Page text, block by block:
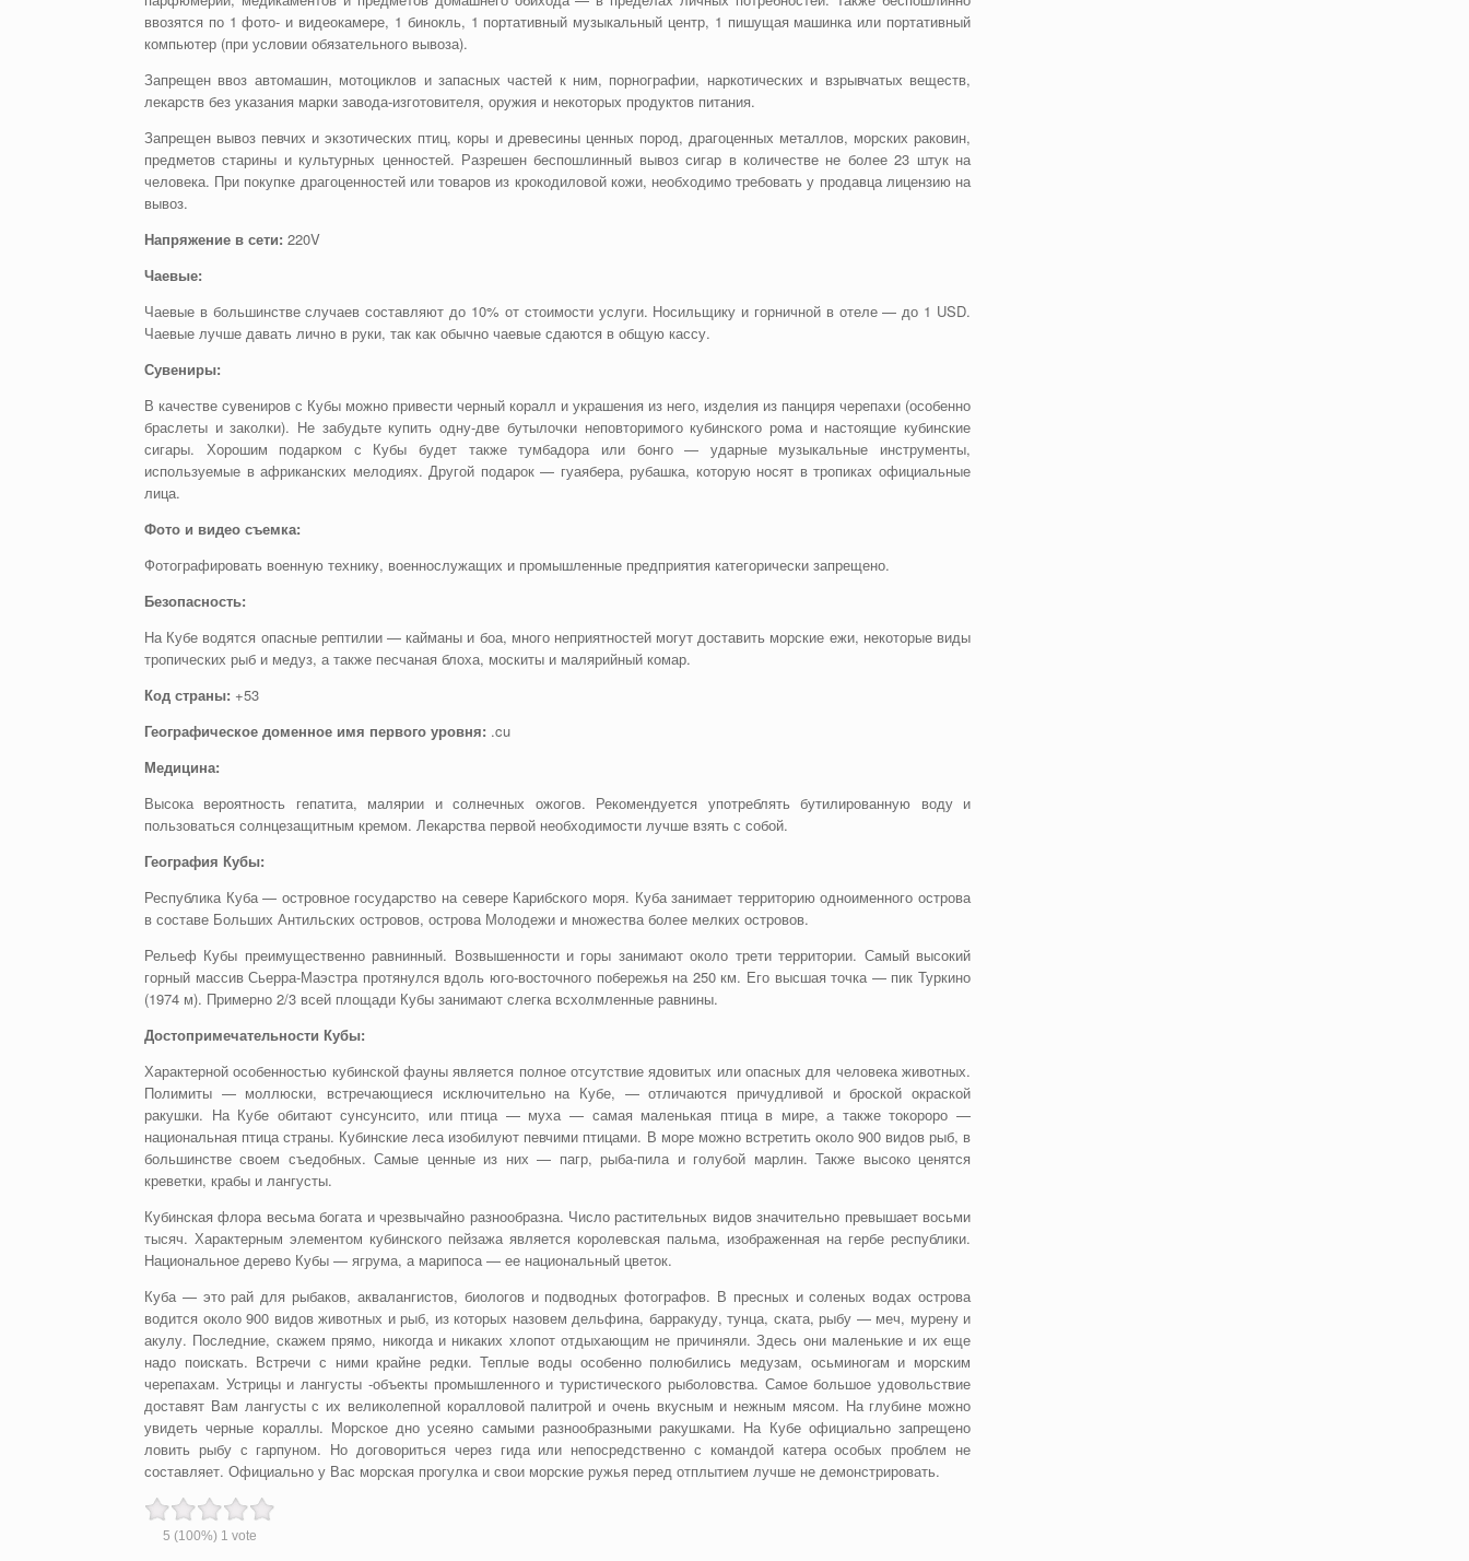
ввозятся по 1 фото- и видеокамере, 1 бинокль, 1 портативный музыкальный центр, 1 пишущая машинка или портативный
компьютер (при условии обязательного вывоза).
Запрещен ввоз автомашин, мотоциклов и запасных частей к ним, порнографии, наркотических и взрывчатых веществ,
лекарств без указания марки завода-изготовителя, оружия и некоторых продуктов питания.
Запрещен вывоз певчих и экзотических птиц, коры и древесины ценных пород, драгоценных металлов, морских раковин,
предметов старины и культурных ценностей. Разрешен беспошлинный вывоз сигар в количестве не более 23 штук на
человека. При покупке драгоценностей или товаров из крокодиловой кожи, необходимо требовать у продавца лицензию на
вывоз.
Напряжение в сети: 220V
Чаевые:
Чаевые в большинстве случаев составляют до 10% от стоимости услуги. Носильщику и горничной в отеле — до 1 USD.
Чаевые лучше давать лично в руки, так как обычно чаевые сдаются в общую кассу.
Сувениры:
В качестве сувениров с Кубы можно привести черный коралл и украшения из него, изделия из панциря черепахи (особенно
браслеты и заколки). Не забудьте купить одну-две бутылочки неповторимого кубинского рома и настоящие кубинские
сигары. Хорошим подарком с Кубы будет также тумбадора или бонго — ударные музыкальные инструменты,
используемые в африканских мелодиях. Другой подарок — гуаябера, рубашка, которую носят в тропиках официальные
лица.
Фото и видео съемка:
Фотографировать военную технику, военнослужащих и промышленные предприятия категорически запрещено.
Безопасность:
На Кубе водятся опасные рептилии — кайманы и боа, много неприятностей могут доставить морские ежи, некоторые виды
тропических рыб и медуз, а также песчаная блоха, москиты и малярийный комар.
Код страны: +53
Географическое доменное имя первого уровня: .cu
Медицина:
Высока вероятность гепатита, малярии и солнечных ожогов. Рекомендуется употреблять бутилированную воду и
пользоваться солнцезащитным кремом. Лекарства первой необходимости лучше взять с собой.
География Кубы:
Республика Куба — островное государство на севере Карибского моря. Куба занимает территорию одноименного острова
в составе Больших Антильских островов, острова Молодежи и множества более мелких островов.
Рельеф Кубы преимущественно равнинный. Возвышенности и горы занимают около трети территории. Самый высокий
горный массив Сьерра-Маэстра протянулся вдоль юго-восточного побережья на 250 км. Его высшая точка — пик Туркино
(1974 м). Примерно 2/3 всей площади Кубы занимают слегка всхолмленные равнины.
Достопримечательности Кубы:
Характерной особенностью кубинской фауны является полное отсутствие ядовитых или опасных для человека животных.
Полимиты — моллюски, встречающиеся исключительно на Кубе, — отличаются причудливой и броской окраской
ракушки. На Кубе обитают сунсунсито, или птица — муха — самая маленькая птица в мире, а также токороро —
национальная птица страны. Кубинские леса изобилуют певчими птицами. В море можно встретить около 900 видов рыб, в
большинстве своем съедобных. Самые ценные из них — пагр, рыба-пила и голубой марлин. Также высоко ценятся
креветки, крабы и лангусты.
Кубинская флора весьма богата и чрезвычайно разнообразна. Число растительных видов значительно превышает восьми
тысяч. Характерным элементом кубинского пейзажа является королевская пальма, изображенная на гербе республики.
Национальное дерево Кубы — ягрума, а марипоса — ее национальный цветок.
Куба — это рай для рыбаков, аквалангистов, биологов и подводных фотографов. В пресных и соленых водах острова
водится около 900 видов животных и рыб, из которых назовем дельфина, барракуду, тунца, ската, рыбу — меч, мурену и
акулу. Последние, скажем прямо, никогда и никаких хлопот отдыхающим не причиняли. Здесь они маленькие и их еще
надо поискать. Встречи с ними крайне редки. Теплые воды особенно полюбились медузам, осьминогам и морским
черепахам. Устрицы и лангусты -объекты промышленного и туристического рыболовства. Самое большое удовольствие
доставят Вам лангусты с их великолепной коралловой палитрой и очень вкусным и нежным мясом. На глубине можно
увидеть черные кораллы. Морское дно усеяно самыми разнообразными ракушками. На Кубе официально запрещено
ловить рыбу с гарпуном. Но договориться через гида или непосредственно с командой катера особых проблем не
составляет. Официально у Вас морская прогулка и свои морские ружья перед отплытием лучше не демонстрировать.
5 (100%) 1 vote